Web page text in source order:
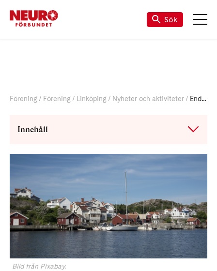
Sök
Förening Förening Linköping Nyheter och aktiviteter Endagsresa till Oxelösund och Nyköping torsdag 27 augusti 2026
Innehåll
Bild från Pixabay.